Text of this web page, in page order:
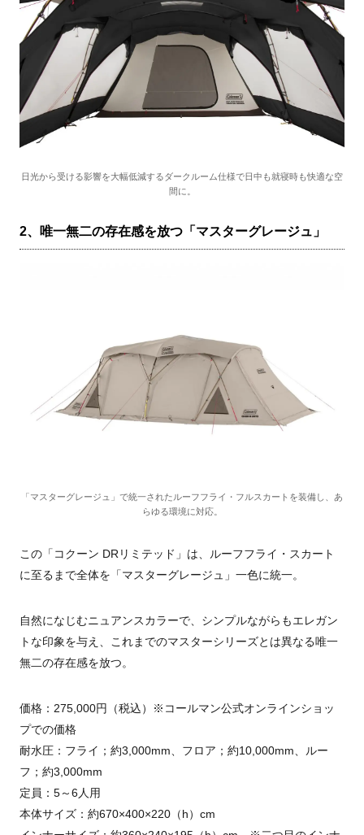
日光から受ける影響を大幅低減するダークルーム仕様で日中も就寝時も快適な空
間に。
2、唯一無二の存在感を放つ「マスターグレージュ」
「マスターグレージュ」で統一されたルーフフライ・フルスカートを装備し、あ
らゆる環境に対応。
この「コクーン DRリミテッド」は、ルーフフライ・スカート
に至るまで全体を「マスターグレージュ」一色に統一。
自然になじむニュアンスカラーで、シンプルながらもエレガン
トな印象を与え、これまでのマスターシリーズとは異なる唯一
無二の存在感を放つ。
価格：275,000円（税込）※コールマン公式オンラインショッ
プでの価格
耐水圧：フライ；約3,000mm、フロア；約10,000mm、ルー
フ；約3,000mm
定員：5～6人用
本体サイズ：約670×400×220（h）cm